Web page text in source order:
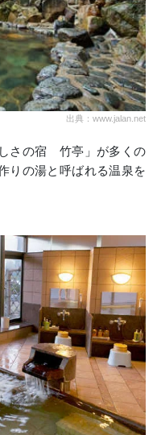
出典：www.jalan.net
さの宿 竹亭」が多くの
りの湯と呼ばれる温泉を